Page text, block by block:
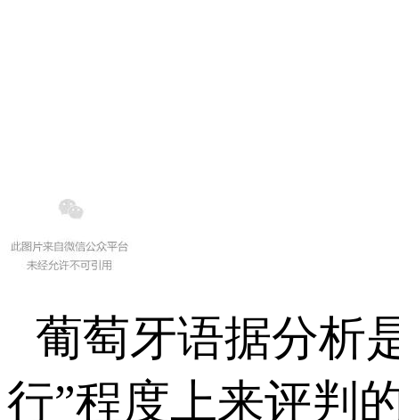
葡萄牙语据分析
行”程度上来评判